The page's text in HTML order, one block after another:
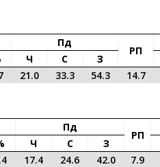
Пд
РП
Ч С З
21.0 33.3 54.3 14.7
Пд
РП
Ч С З
17.4 24.6 42.0 7.9